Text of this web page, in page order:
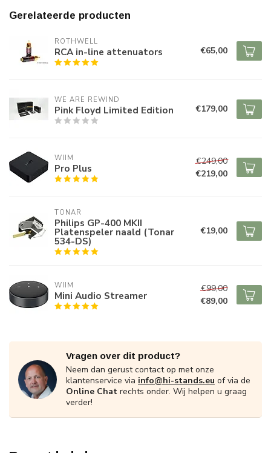
Gerelateerde producten
ROTHWELL
RCA in-line attenuators €65,00
WE ARE REWIND
Pink Floyd Limited Edition €179,00
WIIM
Pro Plus
€249,00
€219,00
TONAR
Philips GP-400 MKII
Platenspeler naald (Tonar
534-DS)
€19,00
WIIM
Mini Audio Streamer
€99,00
€89,00
Vragen over dit product?
Neem dan gerust contact op met onze
klantenservice via info@hi-stands.eu of via de
Online Chat rechts onder. Wij helpen u graag
verder!